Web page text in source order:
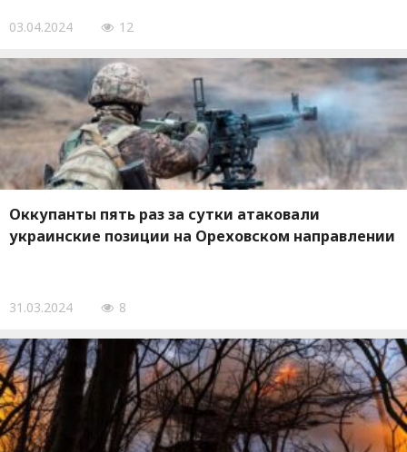
03.04.2024 12
Оккупанты пять раз за сутки атаковали
украинские позиции на Ореховском направлении
31.03.2024 8